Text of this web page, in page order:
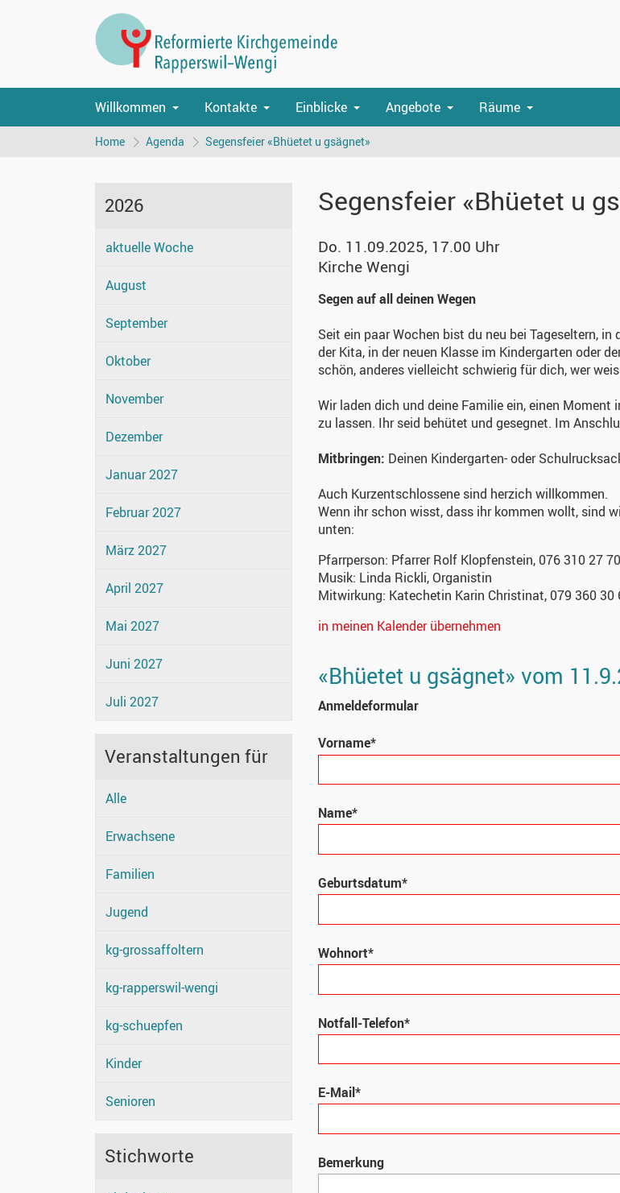
Willkommen Kontakte Einblicke Angebote Räume
Home Agenda Segensfeier «Bhüetet u gsägnet»
2026
aktuelle Woche
August
September
Oktober
November
Dezember
Januar 2027
Februar 2027
März 2027
April 2027
Mai 2027
Juni 2027
Juli 2027
Veranstaltungen für
Alle
Erwachsene
Familien
Jugend
kg-grossaffoltern
kg-rapperswil-wengi
kg-schuepfen
Kinder
Senioren
Stichworte
Segensfeier «Bhüetet u
Do. 11.09.2025, 17.00 Uhr
Kirche Wengi
Segen auf all deinen Wegen
Seit ein paar Wochen bist du neu bei Tageseltern, in
der Kita, in der neuen Klasse im Kindergarten oder
schön, anderes vielleicht schwierig für dich, wer
Wir laden dich und deine Familie ein, einen
zu lassen. Ihr seid behütet und gesegnet. Im
Mitbringen: Deinen Kindergarten- oder
Auch Kurzentschlossene sind herzich willkommen.
Wenn ihr schon wisst, dass ihr kommen wollt, sind
unten:
Pfarrperson: Pfarrer Rolf Klopfenstein, 076 310 27 70
Musik: Linda Rickli, Organistin
Mitwirkung: Katechetin Karin Christinat, 079 360 30
in meinen Kalender übernehmen
«Bhüetet u gsägnet» vom
Anmeldeformular
Vorname*
Name*
Geburtsdatum*
Wohnort*
Notfall-Telefon*
E-Mail*
Bemerkung